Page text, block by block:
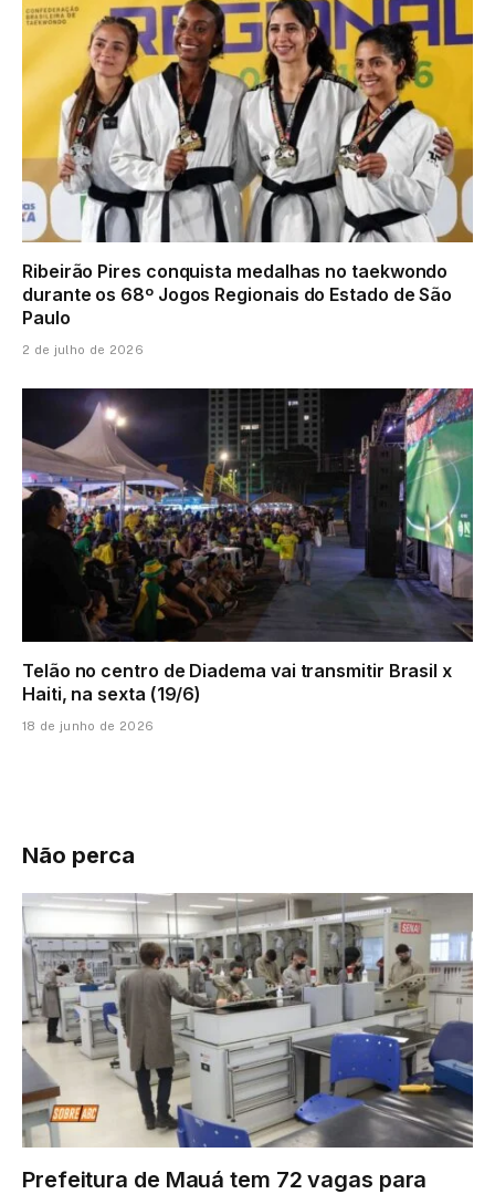
Ribeirão Pires conquista medalhas no taekwondo
durante os 68º Jogos Regionais do Estado de São
Paulo
2 de julho de 2026
Telão no centro de Diadema vai transmitir Brasil x
Haiti, na sexta (19/6)
18 de junho de 2026
Não perca
Prefeitura de Mauá tem 72 vagas para